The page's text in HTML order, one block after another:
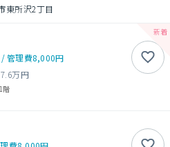
東所沢2丁目
/管理費8,000円
7.6万円
1階